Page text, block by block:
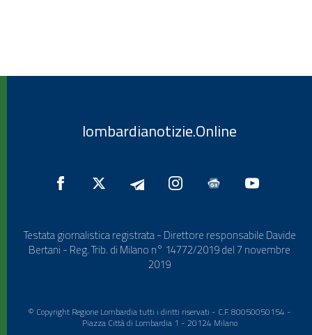
lombardianotizie.Online
Testata giornalistica registrata - Direttore responsabile Davide
Bertani - Reg. Trib. di Milano n° 14772/2019 del 7 novembre
2019
© Copyright Regione Lombardia tutti i diritti riservati - C.F. 80050050154 -
Piazza Città di Lombardia 1 - 20124 Milano